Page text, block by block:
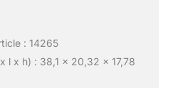
: 14265
l x h) : 38,1 x 20,32 x 17,78